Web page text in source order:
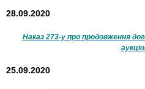
28.09.2020
Наказ 273-у про продовження
25.09.2020